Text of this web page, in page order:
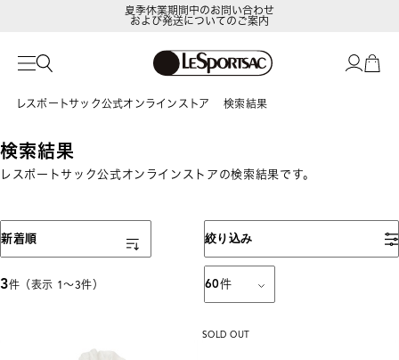
夏季休業期間中のお問い合わせ
および発送についてのご案内
レスポートサック公式オンラインストア 検索結果
検索結果
レスポートサック公式オンラインストアの検索結果です。
絞り込み
3件（表示 1〜3件） 60件
表示順
新着順
SOLD OUT